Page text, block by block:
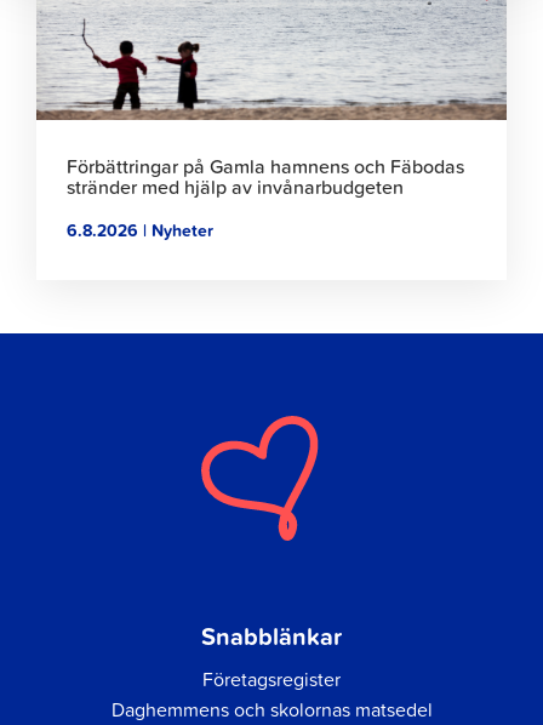
Förbättringar på Gamla hamnens och Fäbodas
stränder med hjälp av invånarbudgeten
6.8.2026 | Nyheter
Snabblänkar
Företagsregister
Daghemmens och skolornas matsedel